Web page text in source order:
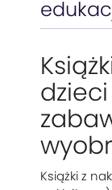
Książki z